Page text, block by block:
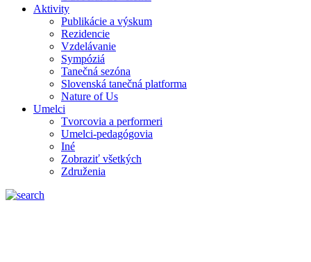
Aktivity
Publikácie a výskum
Rezidencie
Vzdelávanie
Sympóziá
Tanečná sezóna
Slovenská tanečná platforma
Nature of Us
Umelci
Tvorcovia a performeri
Umelci-pedagógovia
Iné
Zobraziť všetkých
Združenia